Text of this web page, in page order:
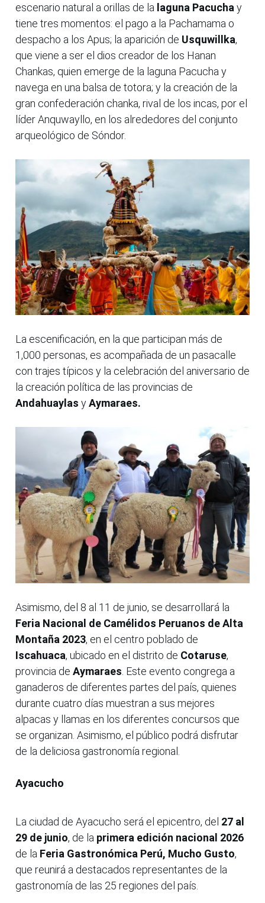
escenario natural a orillas de la laguna Pacucha y
tiene tres momentos: el pago a la Pachamama o
despacho a los Apus; la aparición de Usquwillka,
que viene a ser el dios creador de los Hanan
Chankas, quien emerge de la laguna Pacucha y
navega en una balsa de totora; y la creación de la
gran confederación chanka, rival de los incas, por el
líder Anquwayllo, en los alrededores del conjunto
arqueológico de Sóndor.
La escenificación, en la que participan más de
1,000 personas, es acompañada de un pasacalle
con trajes típicos y la celebración del aniversario de
la creación política de las provincias de
Andahuaylas yAymaraes.
Asimismo, del 8 al 11 de junio, se desarrollará la
Feria Nacional de Camélidos Peruanos de Alta
Montaña 2023, en el centro poblado de
Iscahuaca, ubicado en el distrito de Cotaruse,
provincia de Aymaraes . Este evento congrega a
ganaderos de diferentes partes del país, quienes
durante cuatro días muestran a sus mejores
alpacas y llamas en los diferentes concursos que
se organizan. Asimismo, el público podrá disfrutar
de la deliciosa gastronomía regional.
Ayacucho
La ciudad de Ayacucho será el epicentro, del 27 al
29 de junio, de la primera edición nacional 2026
de la Feria Gastronómica Perú, Mucho Gusto,
que reunirá a destacados representantes de la
gastronomía de las 25 regiones del país.